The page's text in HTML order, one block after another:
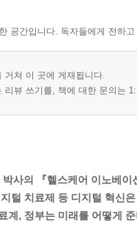
방 스타트업
료
추얼 이라크
성과
들
테라 사이언스
공간입니다. 독자들에게 전하
거쳐 이 곳에 게재됩니다.
리뷰 쓰기를, 책에 대한 문의는
사의 『헬스케어 이노베
털 치료제 등 디지털 혁신
계, 정부는 미래를 어떻게